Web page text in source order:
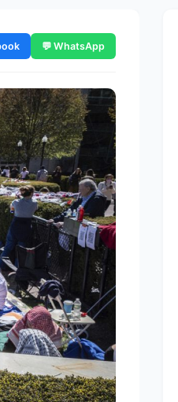
💬 WhatsApp